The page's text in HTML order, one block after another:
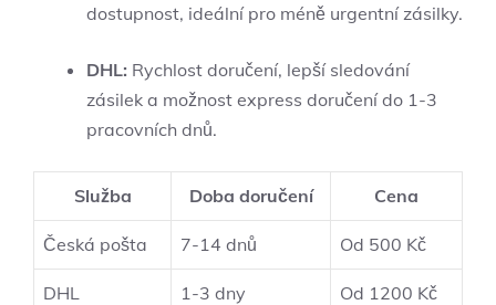
dostupnost, ideální pro méně urgentní zásilky.
DHL: Rychlost doručení, lepší sledování
zásilek a možnost express doručení do 1-3
pracovních dnů.
Služba Doba doručení Cena
Česká pošta 7-14 dnů Od 500 Kč
DHL 1-3 dny Od 1200 Kč